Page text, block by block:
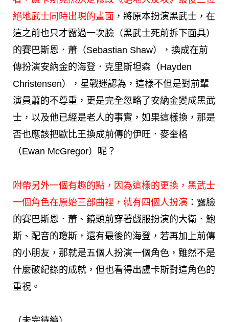
絕地武士同時出現的畫面 ，將原本扮演黑武士，在
這之前也只才露過一次臉（黑武士死前拆下面具）
的賽巴斯恩．蕭（Sebastian Shaw），換成在前
傳扮演安納金的海登．克里斯坦森（Hayden
Christensen），星戰迷認為，這樣不但是對前輩
演員蕭的不尊重，更是完全忽略了安納金變成黑武
士，以及他已經是老人的事實，如果這樣換，那是
否也應該把歐比王換成前傳的伊旺．麥奎格
（Ewan McGregor）呢？
附帶另外一個有趣的點，因為這樣的更換，黑武士
一個角色在原始三部曲裡，就有四個人扮演 ：露臉
的賽巴斯恩．蕭、鏡頭前穿著戲服扮演的大衛．鮑
斯、配音的瓊斯，還有最後的海登，若再加上前傳
的小朋友，那就是五個人扮演一個角色，雖然不是
什麼破紀錄的成就，但也看得出盧卡斯對這角色的
重視。